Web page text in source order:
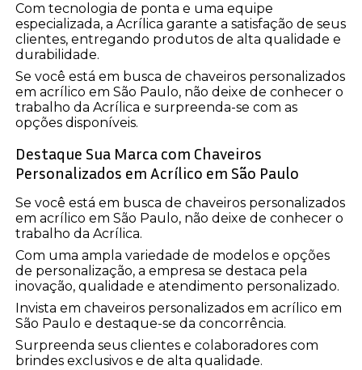
Com tecnologia de ponta e uma equipe
especializada, a Acrílica garante a satisfação de seus
clientes, entregando produtos de alta qualidade e
durabilidade.
Se você está em busca de chaveiros personalizados
em acrílico em São Paulo, não deixe de conhecer o
trabalho da Acrílica e surpreenda-se com as
opções disponíveis.
Destaque Sua Marca com Chaveiros
Personalizados em Acrílico em São Paulo
Se você está em busca de chaveiros personalizados
em acrílico em São Paulo, não deixe de conhecer o
trabalho da Acrílica.
Com uma ampla variedade de modelos e opções
de personalização, a empresa se destaca pela
inovação, qualidade e atendimento personalizado.
Invista em chaveiros personalizados em acrílico em
São Paulo e destaque-se da concorrência.
Surpreenda seus clientes e colaboradores com
brindes exclusivos e de alta qualidade.